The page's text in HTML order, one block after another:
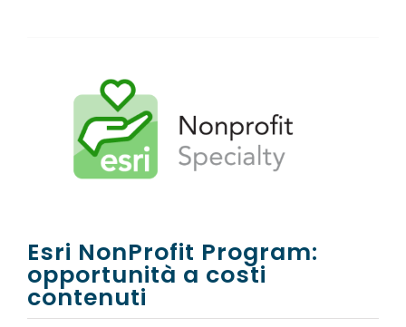
Esri NonProfit Program:
opportunità a costi
contenuti